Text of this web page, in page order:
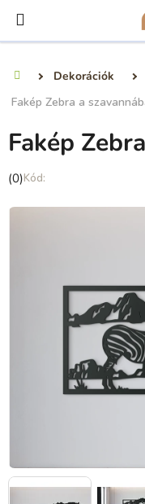
fő
Dekorációk
Fakép Zebra a
Fakép
A
átlagos
(0)